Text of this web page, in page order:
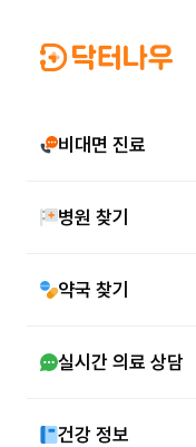
비대면 진료
병원 찾기
약국 찾기
실시간 의료 상담
건강 정보